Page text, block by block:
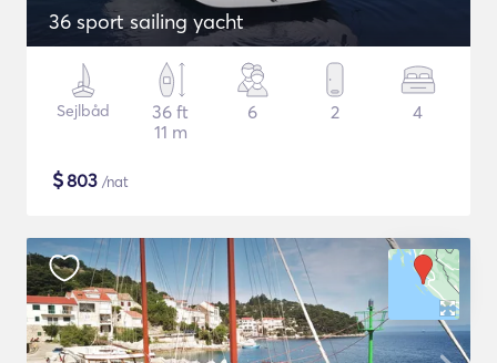
36 sport sailing yacht
Sejlbåd
36 ft
11 m
6 2 4
$803 /nat